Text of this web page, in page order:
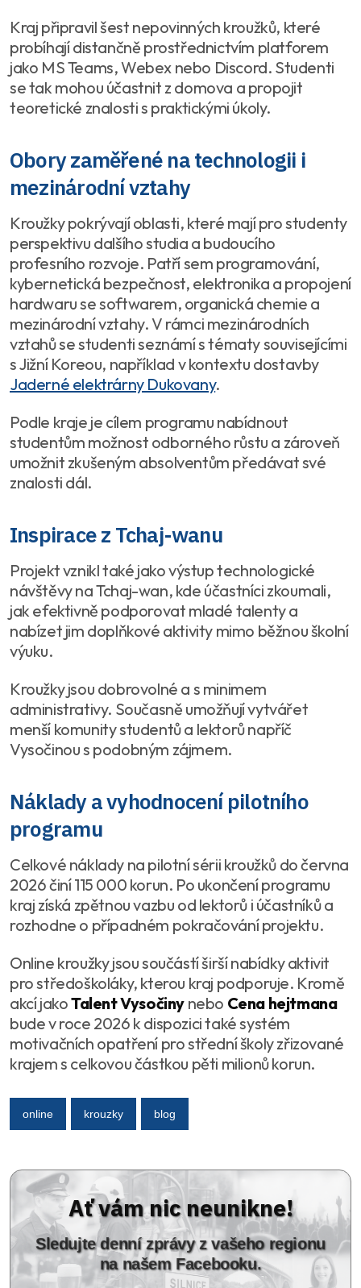
Kraj připravil šest nepovinných kroužků, které
probíhají distančně prostřednictvím platforem
jako MS Teams, Webex nebo Discord. Studenti
se tak mohou účastnit z domova a propojit
teoretické znalosti s praktickými úkoly.
Obory zaměřené na technologii i
mezinárodní vztahy
Kroužky pokrývají oblasti, které mají pro studenty
perspektivu dalšího studia a budoucího
profesního rozvoje. Patří sem programování,
kybernetická bezpečnost, elektronika a propojení
hardwaru se softwarem, organická chemie a
mezinárodní vztahy. V rámci mezinárodních
vztahů se studenti seznámí s tématy souvisejícími
s Jižní Koreou, například v kontextu dostavby
Jaderné elektrárny Dukovany.
Podle kraje je cílem programu nabídnout
studentům možnost odborného růstu a zároveň
umožnit zkušeným absolventům předávat své
znalosti dál.
Inspirace z Tchaj-wanu
Projekt vznikl také jako výstup technologické
návštěvy na Tchaj-wan, kde účastníci zkoumali,
jak efektivně podporovat mladé talenty a
nabízet jim doplňkové aktivity mimo běžnou školní
výuku.
Kroužky jsou dobrovolné a s minimem
administrativy. Současně umožňují vytvářet
menší komunity studentů a lektorů napříč
Vysočinou s podobným zájmem.
Náklady a vyhodnocení pilotního
programu
Celkové náklady na pilotní sérii kroužků do června
2026 činí 115 000 korun. Po ukončení programu
kraj získá zpětnou vazbu od lektorů i účastníků a
rozhodne o případném pokračování projektu.
Online kroužky jsou součástí širší nabídky aktivit
pro středoškoláky, kterou kraj podporuje. Kromě
akcí jakoTalent Vysočiny nebo Cena hejtmana
bude v roce 2026 k dispozici také systém
motivačních opatření pro střední školy zřizované
krajem s celkovou částkou pěti milionů korun.
online krouzky blog
Ať vám nic neunikne!
Sledujte denní zprávy z vašeho regionu
na našem Facebooku.